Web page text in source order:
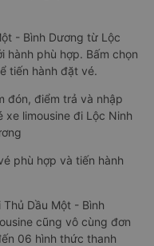
- Bình Dương từ Lộc
hành phù hợp. Bấm chọn
tiến hành đặt vé.
đón, điểm trả và nhập
limousine đi Lộc Ninh
phù hợp và tiến hành
Dầu Một - Bình
cũng vô cùng đơn
06 hình thức thanh